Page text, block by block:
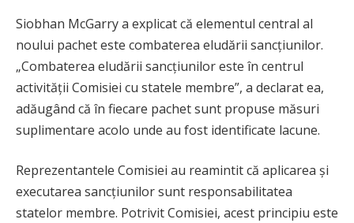
Siobhan McGarry a explicat că elementul central al
noului pachet este combaterea eludării sancțiunilor.
„Combaterea eludării sancțiunilor este în centrul
activității Comisiei cu statele membre”, a declarat ea,
adăugând că în fiecare pachet sunt propuse măsuri
suplimentare acolo unde au fost identificate lacune.
Reprezentantele Comisiei au reamintit că aplicarea și
executarea sancțiunilor sunt responsabilitatea
statelor membre. Potrivit Comisiei, acest principiu este